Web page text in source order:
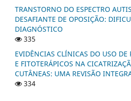
TRANSTORNO DO ESPECTRO
DESAFIANTE DE OPOSIÇÃO:
DIAGNÓSTICO
335
EVIDÊNCIAS CLÍNICAS DO USO
E FITOTERÁPICOS NA
CUTÂNEAS: UMA REVISÃO
334